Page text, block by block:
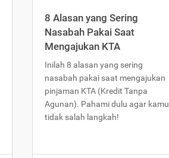
8 Alasan yang Sering
Nasabah Pakai Saat
Mengajukan KTA
Inilah 8 alasan yang sering
nasabah pakai saat mengajukan
pinjaman KTA (Kredit Tanpa
Agunan). Pahami dulu agar kamu
tidak salah langkah!